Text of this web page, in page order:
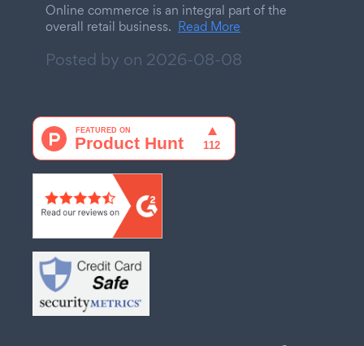
Online commerce is an integral part of the
overall retail business. Read More
Posted by on 2026-08-08